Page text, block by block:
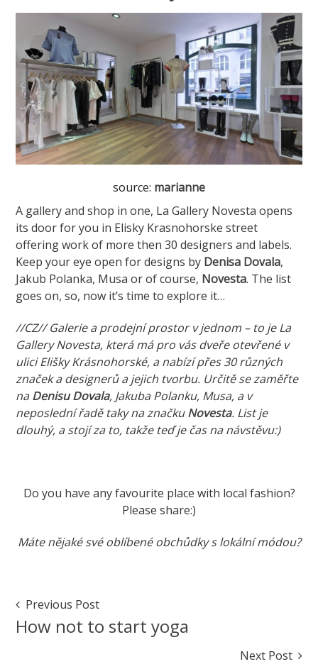
source: marianne
A gallery and shop in one, La Gallery Novesta opens
its door for you in Elisky Krasnohorske street
offering work of more then 30 designers and labels.
Keep your eye open for designs by Denisa Dovala,
Jakub Polanka, Musa or of course, Novesta. The list
goes on, so, now it’s time to explore it…
//CZ// Galerie a prodejní prostor v jednom – to je La
Gallery Novesta, která má pro vás dveře otevřené v
ulici Elišky Krásnohorské, a nabízí přes 30 různých
značek a designerů a jejich tvorbu. Určitě se zaměřte
na Denisu Dovala, Jakuba Polanku, Musa, a v
neposlední řadě taky na značkuNovesta. List je
dlouhý, a stojí za to, takže teď je čas na návstěvu:)
Do you have any favourite place with local fashion?
Please share:)
Máte nějaké své oblíbené obchůdky s lokální módou?
in
Prague
Post
Navigation
Previous Post
How not to start yoga
Next Post